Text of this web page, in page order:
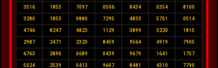
3516 1853 7097 0506 8434 0354 8100
3280 1853 0880 7295 4833 5701 0514
4746 8247 4823 1129 3899 3220 1815
2987 2471 2320 8459 9564 4919 7905
6763 2890 0689 0439 9679 1641 1757
5024 2539 0413 9607 8481 4310 7790